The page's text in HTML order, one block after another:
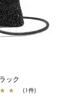
ック
★ ★ (1件)